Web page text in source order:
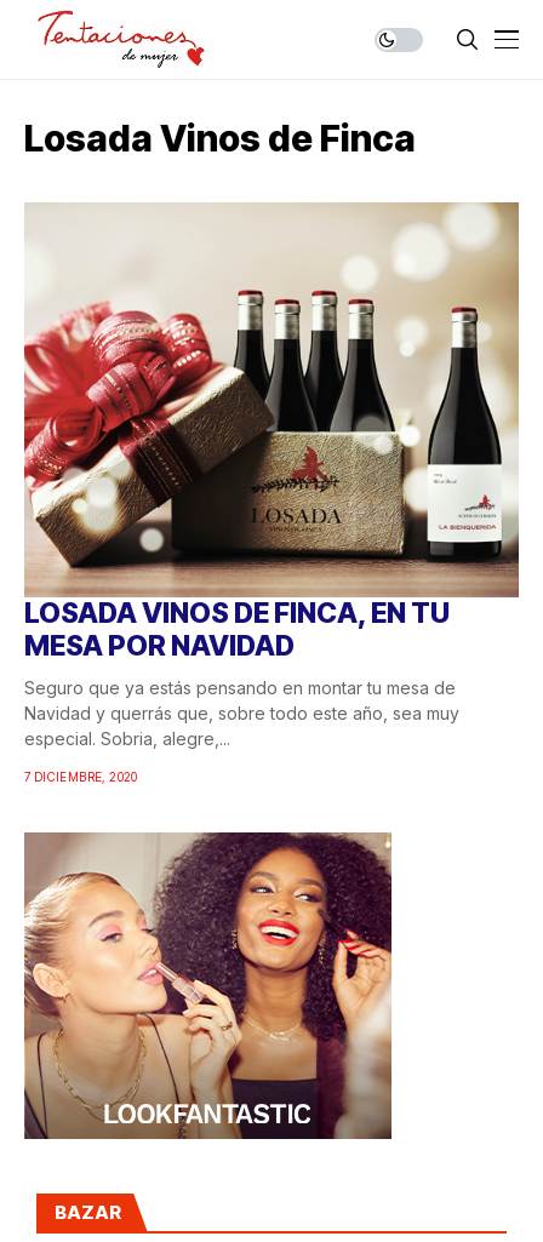
Losada Vinos de Finca
LOSADA VINOS DE FINCA, EN TU
MESA POR NAVIDAD
Seguro que ya estás pensando en montar tu mesa de
Navidad y querrás que, sobre todo este año, sea muy
especial. Sobria, alegre,...
7 DICIEMBRE, 2020
BAZAR